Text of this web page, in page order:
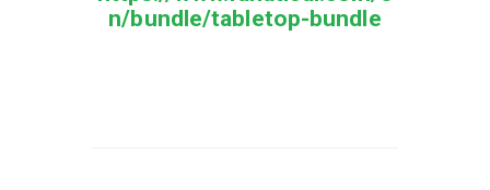
n/bundle/tabletop-bundle